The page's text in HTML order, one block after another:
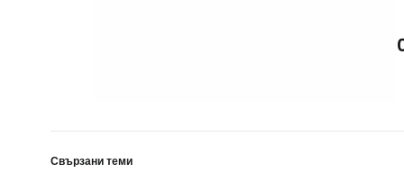
Свързани теми